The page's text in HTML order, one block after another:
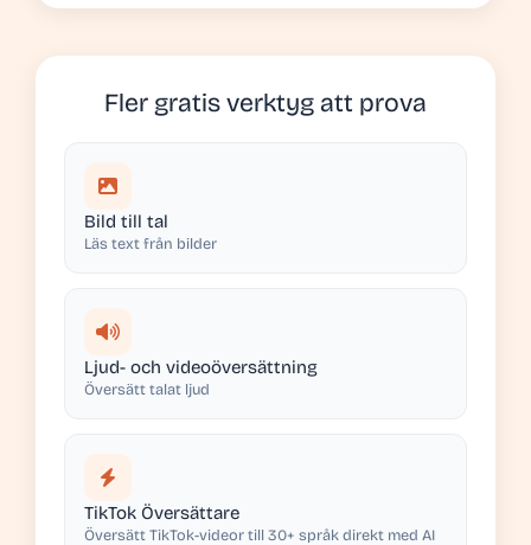
Fler gratis verktyg att prova
Bild till tal
Läs text från bilder
Ljud- och videoöversättning
Översätt talat ljud
TikTok Översättare
Översätt TikTok-videor till 30+ språk direkt med AI